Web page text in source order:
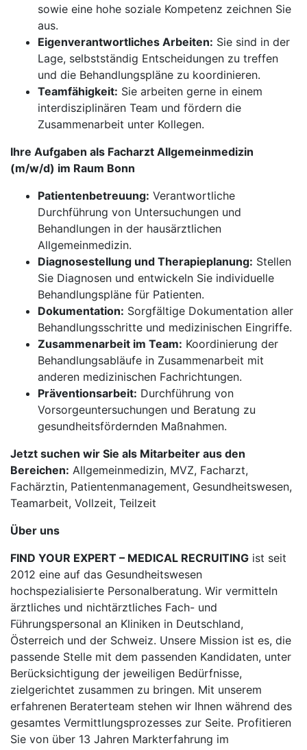
sowie eine hohe soziale Kompetenz zeichnen Sie
aus.
Eigenverantwortliches Arbeiten: Sie sind in der
Lage, selbstständig Entscheidungen zu treffen
und die Behandlungspläne zu koordinieren.
Teamfähigkeit: Sie arbeiten gerne in einem
interdisziplinären Team und fördern die
Zusammenarbeit unter Kollegen.
Ihre Aufgaben als Facharzt Allgemeinmedizin
(m/w/d) im Raum Bonn
Patientenbetreuung: Verantwortliche
Durchführung von Untersuchungen und
Behandlungen in der hausärztlichen
Allgemeinmedizin.
Diagnosestellung und Therapieplanung: Stellen
Sie Diagnosen und entwickeln Sie individuelle
Behandlungspläne für Patienten.
Dokumentation: Sorgfältige Dokumentation aller
Behandlungsschritte und medizinischen Eingriffe.
Zusammenarbeit im Team: Koordinierung der
Behandlungsabläufe in Zusammenarbeit mit
anderen medizinischen Fachrichtungen.
Präventionsarbeit: Durchführung von
Vorsorgeuntersuchungen und Beratung zu
gesundheitsfördernden Maßnahmen.
Jetzt suchen wir Sie als Mitarbeiter aus den
Bereichen: Allgemeinmedizin, MVZ, Facharzt,
Fachärztin, Patientenmanagement, Gesundheitswesen,
Teamarbeit, Vollzeit, Teilzeit
Über uns
FIND YOUR EXPERT – MEDICAL RECRUITING ist seit
2012 eine auf das Gesundheitswesen
hochspezialisierte Personalberatung. Wir vermitteln
ärztliches und nichtärztliches Fach- und
Führungspersonal an Kliniken in Deutschland,
Österreich und der Schweiz. Unsere Mission ist es, die
passende Stelle mit dem passenden Kandidaten, unter
Berücksichtigung der jeweiligen Bedürfnisse,
zielgerichtet zusammen zu bringen. Mit unserem
erfahrenen Beraterteam stehen wir Ihnen während des
gesamtes Vermittlungsprozesses zur Seite. Profitieren
Sie von über 13 Jahren Markterfahrung im